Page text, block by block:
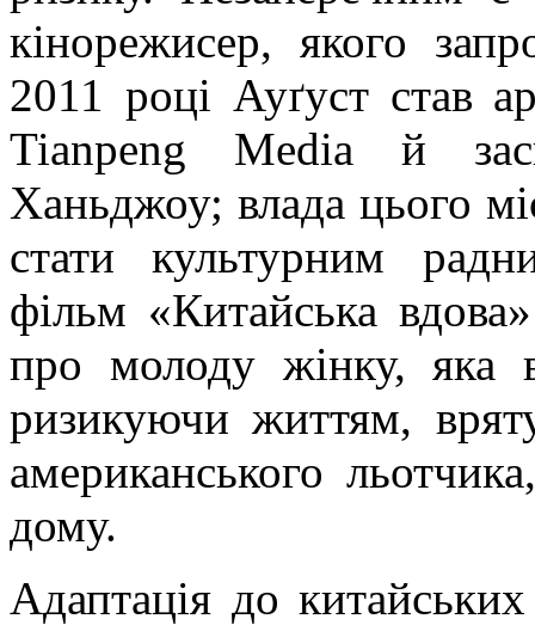
кінорежисер, якого
2011 році Ауґустстав
Tianpeng
Media й
Ханьджоу; влада цього
стати культурним
фільм «Китайська
про молоду жінку, яка
ризикуючи життям,
американського
дому.
Адаптація до